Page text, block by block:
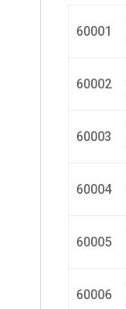
60001
60002
60003
60004
60005
60006